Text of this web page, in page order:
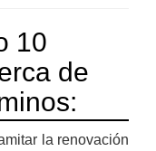
10
de
la renovación